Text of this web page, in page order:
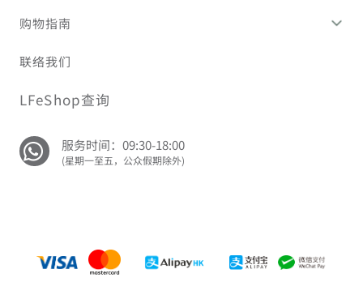
购物指南
联络我们
LFeShop查询
服务时间：09:30-18:00
(星期一至五，公众假期除外)